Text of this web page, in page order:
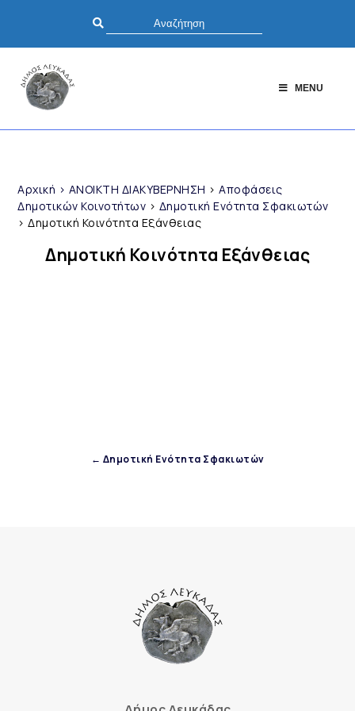
MENU
Αρχική > ΑΝΟΙΚΤΗ ΔΙΑΚΥΒΕΡΝΗΣΗ >Αποφάσεις
Δημοτικών Κοινοτήτων > Δημοτική Ενότητα Σφακιωτών
>Δημοτική Κοινότητα Εξάνθειας
Δημοτική Κοινότητα Εξάνθειας
← Δημοτική Ενότητα Σφακιωτών